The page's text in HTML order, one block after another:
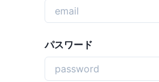
パスワード